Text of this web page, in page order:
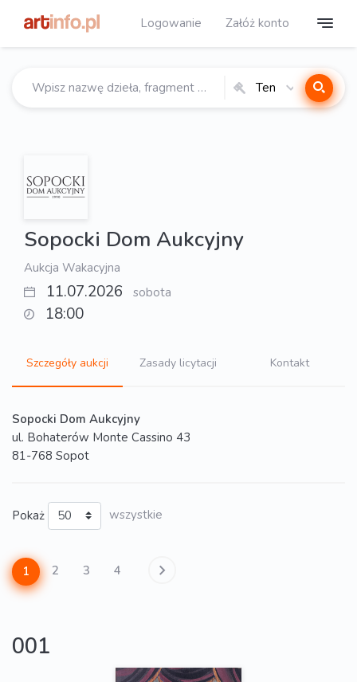
Logowanie Załóż konto
Ten
Sopocki Dom Aukcyjny
Aukcja Wakacyjna
11.07.2026 sobota
18:00
Szczegóły aukcji Zasady licytacji Kontakt
Sopocki Dom Aukcyjny
ul. Bohaterów Monte Cassino 43
81-768 Sopot
Pokaż wszystkie
1 2 3 4
001